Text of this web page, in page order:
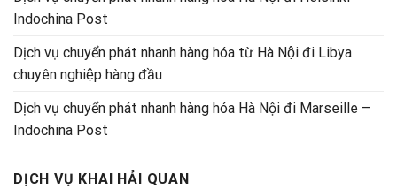
Indochina Post
Dịch vụ chuyển phát nhanh hàng hóa từ Hà Nội đi Libya
chuyên nghiệp hàng đầu
Dịch vụ chuyển phát nhanh hàng hóa Hà Nội đi Marseille –
Indochina Post
DỊCH VỤ KHAI HẢI QUAN